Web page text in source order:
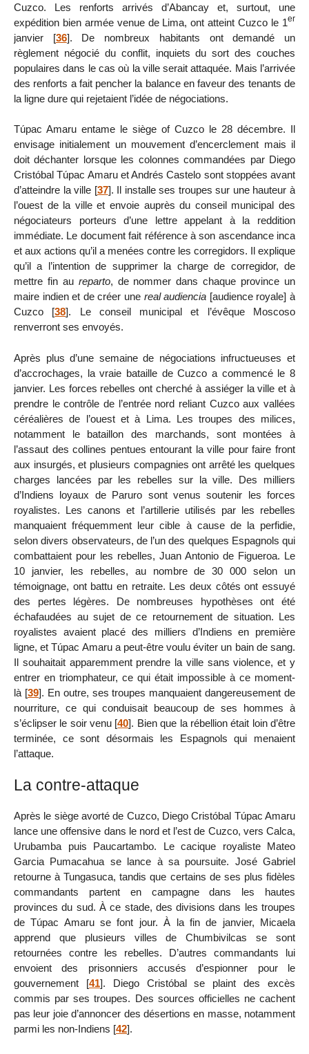
Cuzco. Les renforts arrivés d’Abancay et, surtout, une
expédition bien armée venue de Lima, ont atteint Cuzco le 1er
janvier [36]. De nombreux habitants ont demandé un
règlement négocié du conflit, inquiets du sort des couches
populaires dans le cas où la ville serait attaquée. Mais l’arrivée
des renforts a fait pencher la balance en faveur des tenants de
la ligne dure qui rejetaient l’idée de négociations.
Túpac Amaru entame le siège of Cuzco le 28 décembre. Il
envisage initialement un mouvement d’encerclement mais il
doit déchanter lorsque les colonnes commandées par Diego
Cristóbal Túpac Amaru et Andrés Castelo sont stoppées avant
d’atteindre la ville [37]. Il installe ses troupes sur une hauteur à
l’ouest de la ville et envoie auprès du conseil municipal des
négociateurs porteurs d’une lettre appelant à la reddition
immédiate. Le document fait référence à son ascendance inca
et aux actions qu’il a menées contre les corregidors. Il explique
qu’il a l’intention de supprimer la charge de corregidor, de
mettre fin au reparto, de nommer dans chaque province un
maire indien et de créer une real audiencia [audience royale] à
Cuzco [38]. Le conseil municipal et l’évêque Moscoso
renverront ses envoyés.
Après plus d’une semaine de négociations infructueuses et
d’accrochages, la vraie bataille de Cuzco a commencé le 8
janvier. Les forces rebelles ont cherché à assiéger la ville et à
prendre le contrôle de l’entrée nord reliant Cuzco aux vallées
céréalières de l’ouest et à Lima. Les troupes des milices,
notamment le bataillon des marchands, sont montées à
l’assaut des collines pentues entourant la ville pour faire front
aux insurgés, et plusieurs compagnies ont arrêté les quelques
charges lancées par les rebelles sur la ville. Des milliers
d’Indiens loyaux de Paruro sont venus soutenir les forces
royalistes. Les canons et l’artillerie utilisés par les rebelles
manquaient fréquemment leur cible à cause de la perfidie,
selon divers observateurs, de l’un des quelques Espagnols qui
combattaient pour les rebelles, Juan Antonio de Figueroa. Le
10 janvier, les rebelles, au nombre de 30 000 selon un
témoignage, ont battu en retraite. Les deux côtés ont essuyé
des pertes légères. De nombreuses hypothèses ont été
échafaudées au sujet de ce retournement de situation. Les
royalistes avaient placé des milliers d’Indiens en première
ligne, et Túpac Amaru a peut-être voulu éviter un bain de sang.
Il souhaitait apparemment prendre la ville sans violence, et y
entrer en triomphateur, ce qui était impossible à ce moment-
là [39]. En outre, ses troupes manquaient dangereusement de
nourriture, ce qui conduisait beaucoup de ses hommes à
s’éclipser le soir venu [40]. Bien que la rébellion était loin d’être
terminée, ce sont désormais les Espagnols qui menaient
l’attaque.
La contre-attaque
Après le siège avorté de Cuzco, Diego Cristóbal Túpac Amaru
lance une offensive dans le nord et l’est de Cuzco, vers Calca,
Urubamba puis Paucartambo. Le cacique royaliste Mateo
Garcia Pumacahua se lance à sa poursuite. José Gabriel
retourne à Tungasuca, tandis que certains de ses plus fidèles
commandants partent en campagne dans les hautes
provinces du sud. À ce stade, des divisions dans les troupes
de Túpac Amaru se font jour. À la fin de janvier, Micaela
apprend que plusieurs villes de Chumbivilcas se sont
retournées contre les rebelles. D’autres commandants lui
envoient des prisonniers accusés d’espionner pour le
gouvernement [41]. Diego Cristóbal se plaint des excès
commis par ses troupes. Des sources officielles ne cachent
pas leur joie d’annoncer des désertions en masse, notamment
parmi les non-Indiens [42].